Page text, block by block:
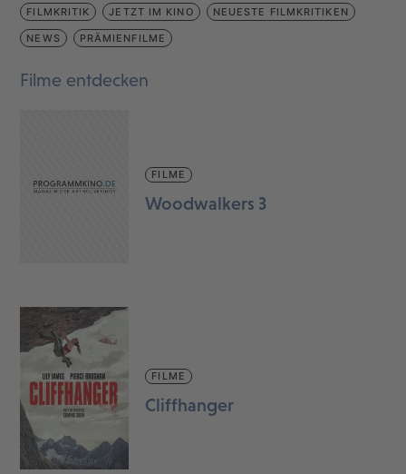
FILMKRITIK JETZT IM KINO NEUESTE FILMKRITIKEN
NEWS PRÄMIENFILME
Filme entdecken
FILME
Woodwalkers 3
FILME
Cliffhanger